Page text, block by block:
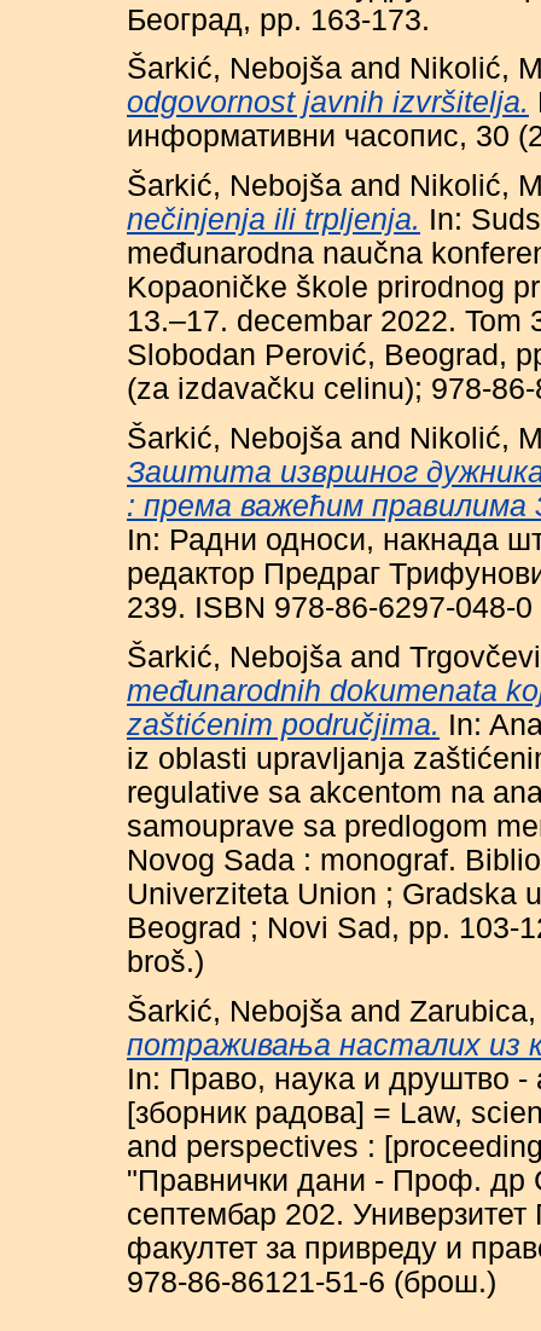
Београд, pp. 163-173.
Šarkić, Nebojša and Nikolić,
odgovornost javnih izvršitelja.
информативни часопис, 30
Šarkić, Nebojša and Nikolić,
nečinjenja ili trpljenja. In:
međunarodna naučna
Kopaoničke škole prirodnog
13.–17. decembar 2022.
Slobodan Perović, Beograd,
(za izdavačku celinu); 978-
Šarkić, Nebojša and Nikolić,
Заштита извршног
: према важећим
In: Радни односи, накнада
редактор Предраг
239. ISBN 978-86-6297-048-
Šarkić, Nebojša and
međunarodnih dokumenata
zaštićenim područjima. In:
iz oblasti upravljanja
regulative sa akcentom na
samouprave sa predlogom
Novog Sada : monograf.
Univerziteta Union ; Gradska
Beograd ; Novi Sad, pp. 103-
broš.)
Šarkić, Nebojša and
потраживања насталих из
In: Право, наука и друштво -
[зборник радова] = Law,
and perspectives :
"Правнички дани - Проф.
септембар 202.
факултет за привреду и
978-86-86121-51-6 (брош.)